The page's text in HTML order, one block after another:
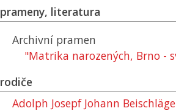
prameny, literatura
Archivní pramen
"Matrika narozených, Brno -
rodiče
Adolph Josepf Johann